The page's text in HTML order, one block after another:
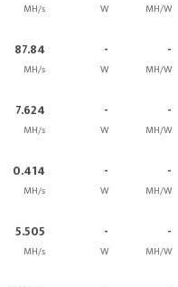
MH/s W MH/W
87.84
MH/s
-
W
-
MH/W
7.624
MH/s
-
W
-
MH/W
0.414
MH/s
-
W
-
MH/W
5.505
MH/s
-
W
-
MH/W